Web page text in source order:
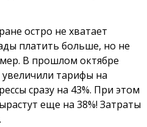
остро не хватает
платить больше, но не
В прошлом октябре
тарифы на
сразу на 43%. При этом
еще на 38%! Затраты